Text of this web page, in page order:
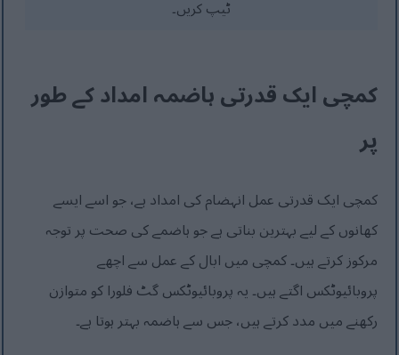
ٹیپ کریں۔
کمچی ایک قدرتی ہاضمہ امداد کے طور
پر
کمچی ایک قدرتی عمل انہضام کی امداد ہے، جو اسے ایسے
کھانوں کے لیے بہترین بناتی ہے جو ہاضمے کی صحت پر توجہ
مرکوز کرتے ہیں۔ کمچی میں ابال کے عمل سے اچھے
پروبائیوٹکس اگتے ہیں۔ یہ پروبائیوٹکس گٹ فلورا کو متوازن
رکھنے میں مدد کرتے ہیں، جس سے ہاضمہ بہتر ہوتا ہے۔